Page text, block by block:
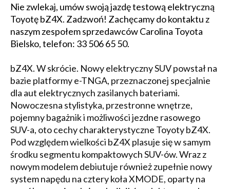
Nie zwlekaj, umów swoją jazdę testową elektryczną
Toyotę bZ4X. Zadzwoń! Zachęcamy do kontaktu z
naszym zespołem sprzedawców Carolina Toyota
Bielsko, telefon: 33 506 65 50.
bZ4X. W skrócie. Nowy elektryczny SUV powstał na
bazie platformy e-TNGA, przeznaczonej specjalnie
dla aut elektrycznych zasilanych bateriami.
Nowoczesna stylistyka, przestronne wnętrze,
pojemny bagażnik i możliwości jezdne rasowego
SUV-a, oto cechy charakterystyczne Toyoty bZ4X.
Pod względem wielkości bZ4X plasuje się w samym
środku segmentu kompaktowych SUV-ów. Wraz z
nowym modelem debiutuje również zupełnie nowy
system napędu na cztery koła XMODE, oparty na